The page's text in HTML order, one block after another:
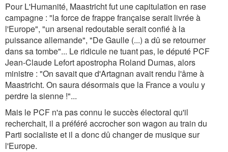
Pour L'Humanité, Maastricht fut une capitulation en rase
campagne : "la force de frappe française serait livrée à
l'Europe", "un arsenal redoutable serait confié à la
puissance allemande", "De Gaulle (...) a dû se retourner
dans sa tombe"... Le ridicule ne tuant pas, le député PCF
Jean-Claude Lefort apostropha Roland Dumas, alors
ministre : "On savait que d'Artagnan avait rendu l'âme à
Maastricht. On saura désormais que la France a voulu y
perdre la sienne !"...
Mais le PCF n'a pas connu le succès électoral qu'il
recherchait, il a préféré accrocher son wagon au train du
Parti socialiste et il a donc dû changer de musique sur
l'Europe.